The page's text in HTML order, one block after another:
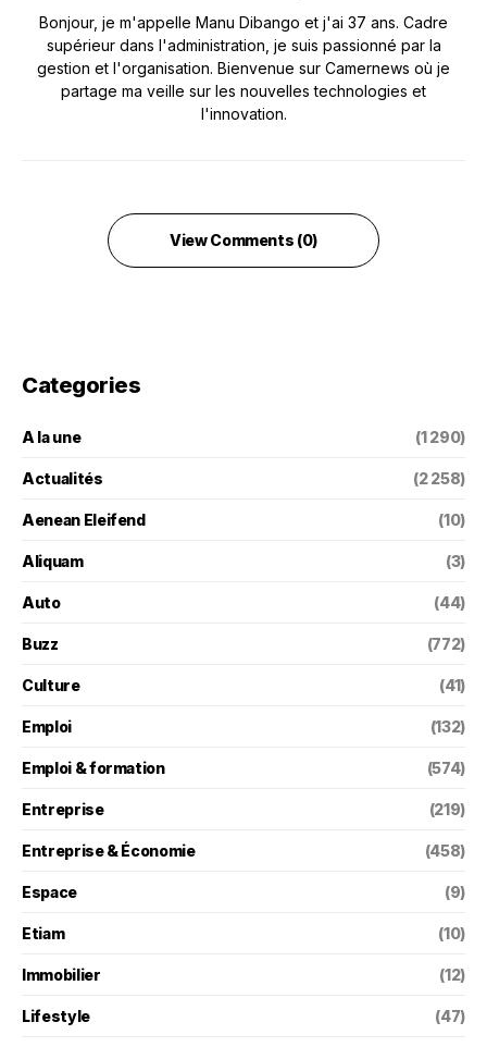
Bonjour, je m'appelle Manu Dibango et j'ai 37 ans. Cadre
supérieur dans l'administration, je suis passionné par la
gestion et l'organisation. Bienvenue sur Camernews où je
partage ma veille sur les nouvelles technologies et
l'innovation.
View Comments (0)
Categories
A la une (1 290)
Actualités (2 258)
Aenean Eleifend (10)
Aliquam (3)
Auto (44)
Buzz (772)
Culture (41)
Emploi (132)
Emploi & formation (574)
Entreprise (219)
Entreprise & Économie (458)
Espace (9)
Etiam (10)
Immobilier (12)
Lifestyle (47)